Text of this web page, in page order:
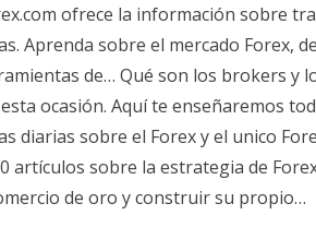
ofrece la información sobre
Aprenda sobre el mercado Forex,
de… Qué son los brokers y
ocasión. Aquí te enseñaremos
diarias sobre el Forex y el unico
artículos sobre la estrategia de
de oro y construir su propio…